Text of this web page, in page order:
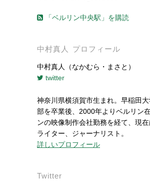
「ベルリン中央駅」を購読
中村真人 プロフィール
中村真人（なかむら・まさと）
twitter
神奈川県横須賀市生まれ。早稲田
部を卒業後、2000年よりベルリン
ンの映像制作会社勤務を経て、現
ライター、ジャーナリスト。
詳しいプロフィール
Twitter